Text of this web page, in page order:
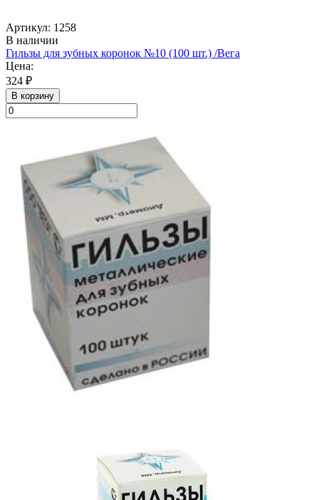
Артикул: 1258
В наличии
Гильзы для зубных коронок №10 (100 шт.) /Вега
Цена:
324 ₽
В корзину